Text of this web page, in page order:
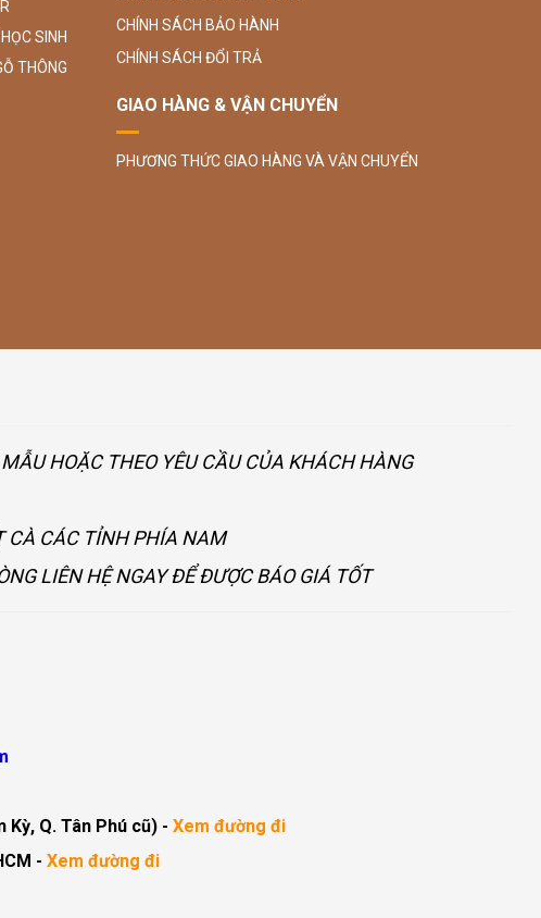
SINH
THÔNG
CHÍNH SÁCH BẢO HÀNH
CHÍNH SÁCH ĐỔI TRẢ
GIAO HÀNG & VẬN CHUYỂN
PHƯƠNG THỨC GIAO HÀNG VÀ VẬN CHUYỂN
HOẶC THEO YÊU CẦU CỦA KHÁCH HÀNG
CÀ CÁC TỈNH PHÍA NAM
LIÊN HỆ NGAY ĐỂ ĐƯỢC BÁO GIÁ TỐT
Kỳ, Q. Tân Phú cũ) - Xem đường đi
- Xem đường đi